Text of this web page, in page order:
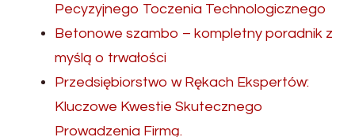
Pecyzyjnego Toczenia Technologicznego
Betonowe szambo – kompletny poradnik z
myślą o trwałości
Przedsiębiorstwo w Rękach Ekspertów:
Kluczowe Kwestie Skutecznego
Prowadzenia Firmą.